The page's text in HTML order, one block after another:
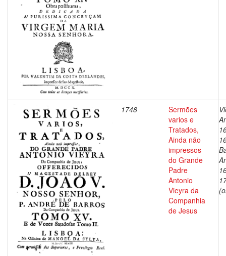
1748
Sermões
varios e
Tratados,
Ainda não
impressos
do Grande
Padre
Antonio
Vieyra da
Companhia
de Jesus